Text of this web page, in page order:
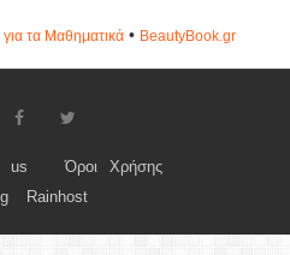
τα Μαθηματικά• ΒeautyΒook.gr
us
Όροι Χρήσης
Rainhost